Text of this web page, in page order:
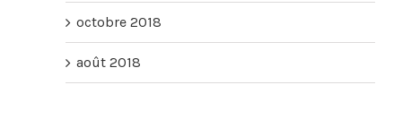
octobre 2018
août 2018